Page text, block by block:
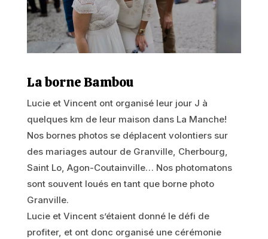
La borne Bambou
Lucie et Vincent ont organisé leur jour J à
quelques km de leur maison dans La Manche!
Nos bornes photos se déplacent volontiers sur
des mariages autour de Granville, Cherbourg,
Saint Lo, Agon-Coutainville… Nos photomatons
sont souvent loués en tant que borne photo
Granville.
Lucie et Vincent s’étaient donné le défi de
profiter, et ont donc organisé une cérémonie